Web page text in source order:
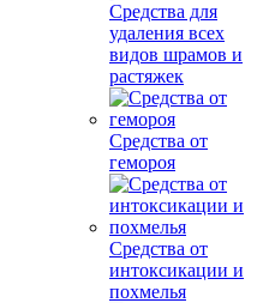
Средства для
удаления всех
видов шрамов и
растяжек
Средства от
гемороя
Средства от
интоксикации и
похмелья